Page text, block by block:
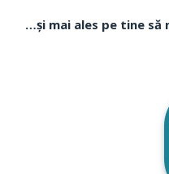
…și mai ales pe tine